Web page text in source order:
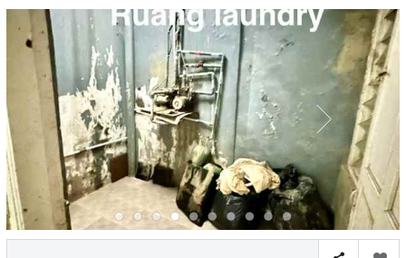
Untuk hasil simulasi
pada kotak-
Simpan